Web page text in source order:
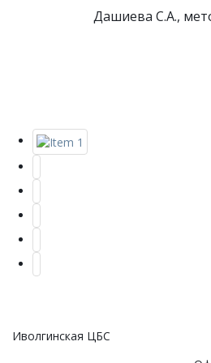
Дашиева С.А.,
Иволгинская ЦБС